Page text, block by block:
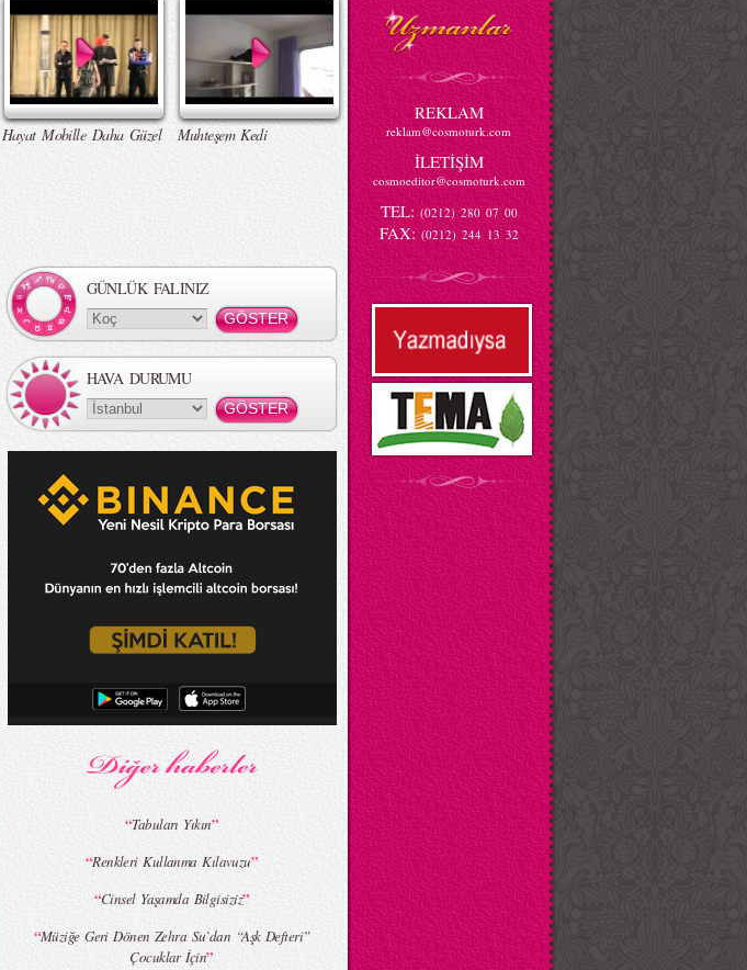
Hayat Mobille Daha Güzel Muhteşem Kedi
GÜNLÜK FALINIZ
HAVA DURUMU
“Tabuları Yıkın”
“Renkleri Kullanma Kılavuzu”
“Cinsel Yaşamda Bilgisiziz”
“Müziğe Geri Dönen Zehra Su`dan “Aşk Defteri”
Çocuklar İçin”
REKLAM
reklam@cosmoturk.com
İLETİŞİM
cosmoeditor@cosmoturk.com
TEL: (0212) 280 07 00
FAX: (0212) 244 13 32